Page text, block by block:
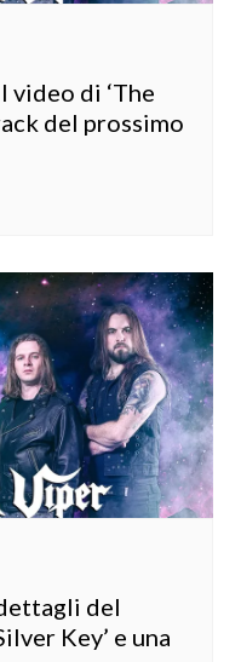
video di ‘The
del prossimo
del
Key’ e una